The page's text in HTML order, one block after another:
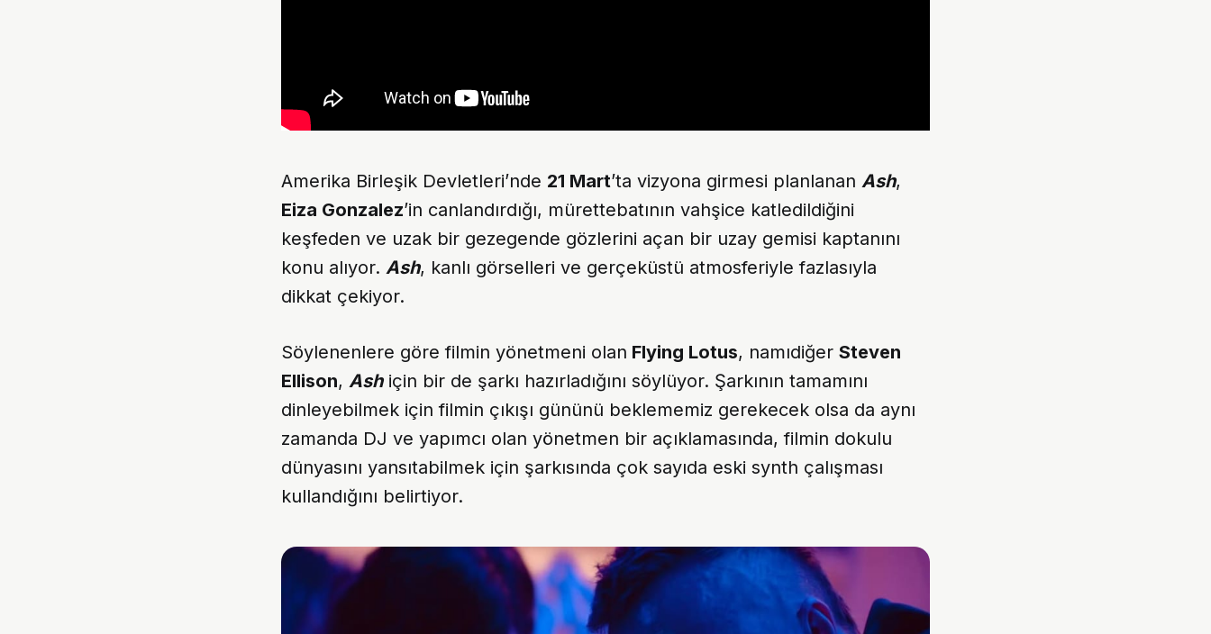
Amerika Birleşik Devletleri’nde 21 Mart’ta vizyona girmesi planlanan Ash,
Eiza Gonzalez’in canlandırdığı, mürettebatının vahşice katledildiğini
keşfeden ve uzak bir gezegende gözlerini açan bir uzay gemisi kaptanını
konu alıyor. Ash, kanlı görselleri ve gerçeküstü atmosferiyle fazlasıyla
dikkat çekiyor.
Söylenenlere göre filmin yönetmeni olan Flying Lotus, namıdiğer Steven
Ellison, Ashiçin bir de şarkı hazırladığını söylüyor. Şarkının tamamını
dinleyebilmek için filmin çıkışı gününü beklememiz gerekecek olsa da aynı
zamanda DJ ve yapımcı olan yönetmen bir açıklamasında, filmin dokulu
dünyasını yansıtabilmek için şarkısında çok sayıda eski synth çalışması
kullandığını belirtiyor.